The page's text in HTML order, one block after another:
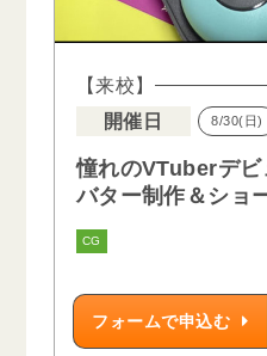
【来校】
開催日
8/30(日)
憧れのVTuberデ
バター制作＆ショ
CG
フォームで申込む